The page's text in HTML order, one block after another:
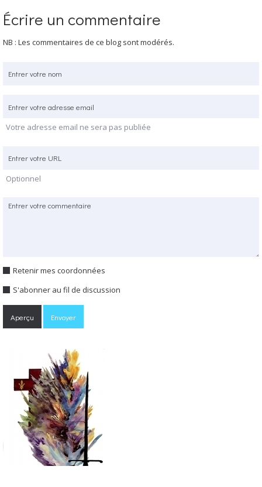
Écrire un commentaire
NB : Les commentaires de ce blog sont modérés.
Votre adresse email ne sera pas publiée
Optionnel
Retenir mes coordonnées
S'abonner au fil de discussion